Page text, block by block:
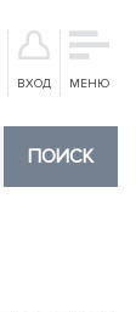
ВХОД МЕНЮ
ПОИСК